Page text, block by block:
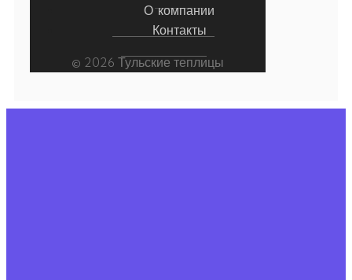
О компании
Контакты
© 2026 Тульские теплицы